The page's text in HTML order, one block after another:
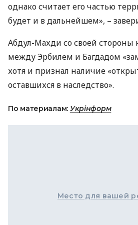
однако считает его частью
будет и в дальнейшем», –
Абдул-Махди со своей стороны
между Эрбилем и Багдадом
хотя и признал наличие
оставшихся в наследство».
По материалам: Укрінформ
Место для вашей